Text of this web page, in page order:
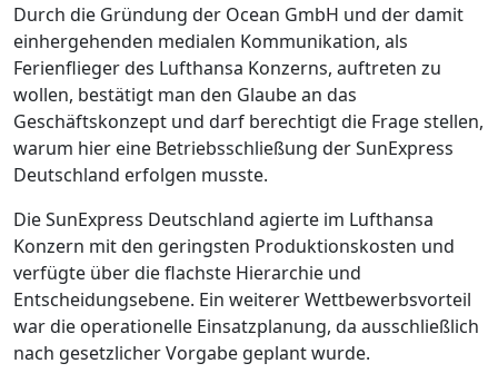
Durch die Gründung der Ocean GmbH und der damit
einhergehenden medialen Kommunikation, als
Ferienflieger des Lufthansa Konzerns, auftreten zu
wollen, bestätigt man den Glaube an das
Geschäftskonzept und darf berechtigt die Frage stellen,
warum hier eine Betriebsschließung der SunExpress
Deutschland erfolgen musste.
Die SunExpress Deutschland agierte im Lufthansa
Konzern mit den geringsten Produktionskosten und
verfügte über die flachste Hierarchie und
Entscheidungsebene. Ein weiterer Wettbewerbsvorteil
war die operationelle Einsatzplanung, da ausschließlich
nach gesetzlicher Vorgabe geplant wurde.